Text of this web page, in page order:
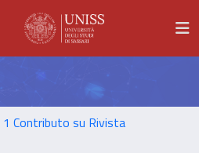
1 Contributo su Rivista